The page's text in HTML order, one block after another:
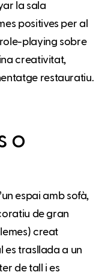
la sala
positives per al
playing sobre
creativitat,
restauratiu.
o
espai amb sofà,
de gran
creat
es trasllada a un
de tall i es